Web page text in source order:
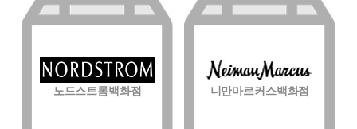
노드스트롬백화점 니만마르커스백화점